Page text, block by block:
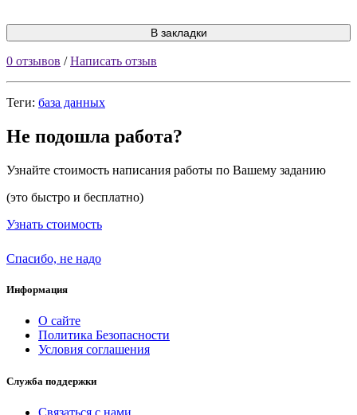
В закладки
0 отзывов /Написать отзыв
Теги: база данных
Не подошла работа?
Узнайте стоимость написания работы по Вашему заданию
(это быстро и бесплатно)
Узнать стоимость
Спасибо, не надо
Информация
О сайте
Политика Безопасности
Условия соглашения
Служба поддержки
Связаться с нами